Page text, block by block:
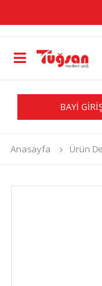
BAYİ
Anasayfa Ürün